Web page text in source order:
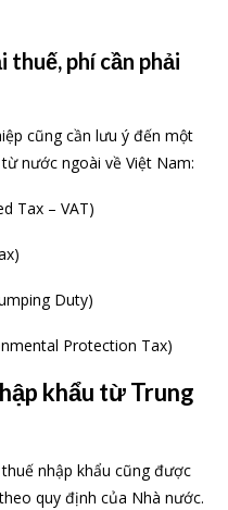
thuế, phí cần phải
cũng cần lưu ý đến một
nước ngoài về Việt Nam:
Tax – VAT)
Duty)
Protection Tax)
khẩu từ Trung
nhập khẩu cũng được
quy định của Nhà nước.